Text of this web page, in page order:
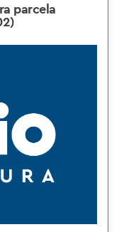
parcela